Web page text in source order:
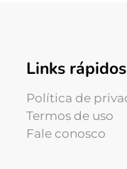
Links rápidos
Política de
Termos de uso
Fale conosco